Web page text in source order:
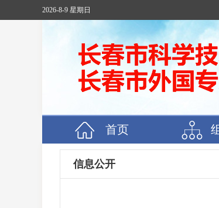
2026-8-9 星期日
首页
信息公开